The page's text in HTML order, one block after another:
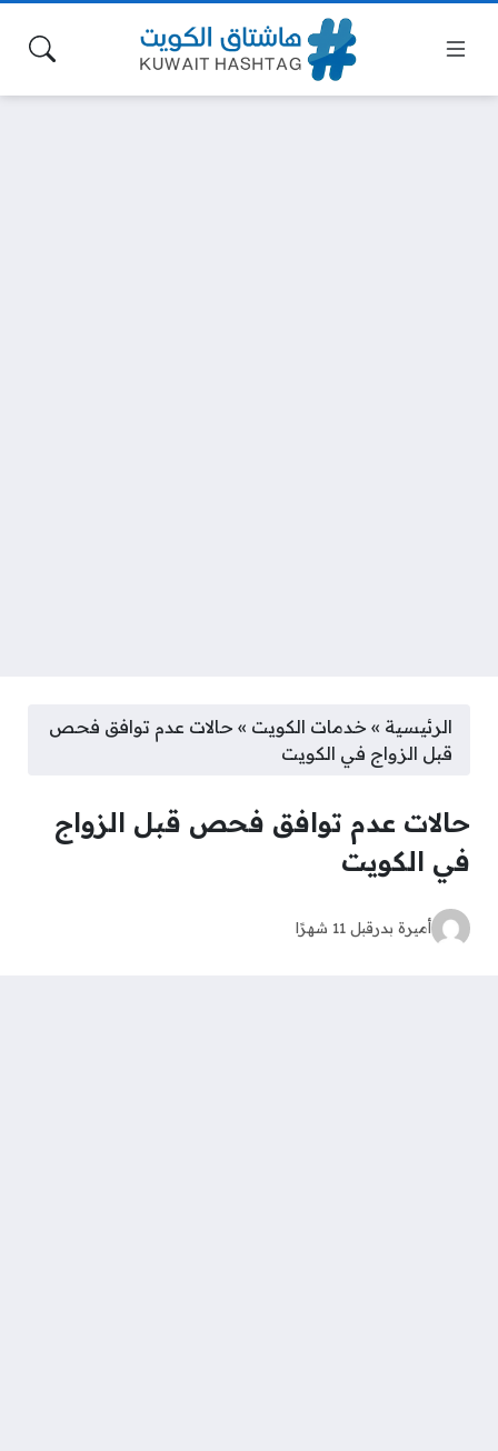
الرئيسية » خدمات الكويت » حالات عدم توافق فحص
قبل الزواج في الكويت
حالات عدم توافق فحص قبل الزواج
في الكويت
أميرة بدرقبل 11 شهرًا